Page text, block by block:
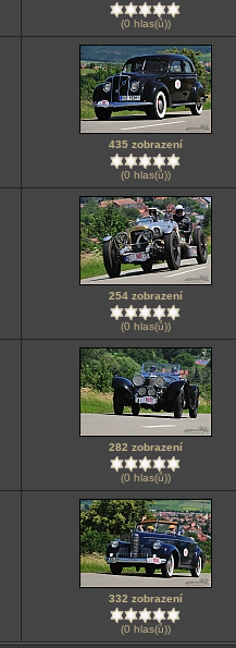
(0 hlas(ů))
435 zobrazení
(0 hlas(ů))
254 zobrazení
(0 hlas(ů))
282 zobrazení
(0 hlas(ů))
332 zobrazení
(0 hlas(ů))